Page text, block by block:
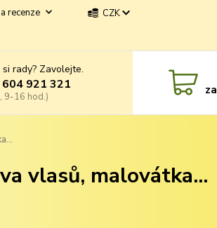
recenze CZK
rady? Zavolejte.
921 321
9-16 hod.) za
vlasů, malovátka...